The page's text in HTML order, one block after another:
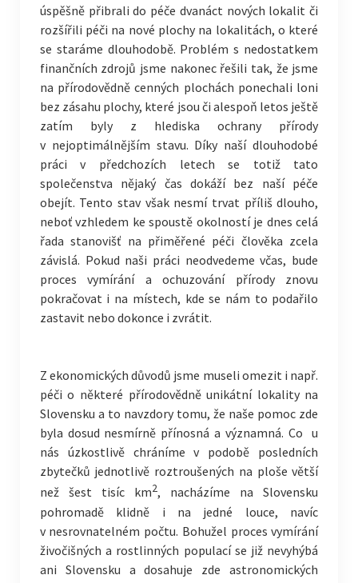
úspěšně přibrali do péče dvanáct nových lokalit či
rozšířili péči na nové plochy na lokalitách, o které
se staráme dlouhodobě. Problém s nedostatkem
finančních zdrojů jsme nakonec řešili tak, že jsme
na přírodovědně cenných plochách ponechali loni
bez zásahu plochy, které jsou či alespoň letos ještě
zatím byly z hlediska ochrany přírody
v nejoptimálnějším stavu. Díky naší dlouhodobé
práci v předchozích letech se totiž tato
společenstva nějaký čas dokáží bez naší péče
obejít. Tento stav však nesmí trvat příliš dlouho,
neboť vzhledem ke spoustě okolností je dnes celá
řada stanovišť na přiměřené péči člověka zcela
závislá. Pokud naši práci neodvedeme včas, bude
proces vymírání a ochuzování přírody znovu
pokračovat i na místech, kde se nám to podařilo
zastavit nebo dokonce i zvrátit.
Z ekonomických důvodů jsme museli omezit i např.
péči o některé přírodovědně unikátní lokality na
Slovensku a to navzdory tomu, že naše pomoc zde
byla dosud nesmírně přínosná a významná. Co u
nás úzkostlivě chráníme v podobě posledních
zbytečků jednotlivě roztroušených na ploše větší
než šest tisíc km2, nacházíme na Slovensku
pohromadě klidně i na jedné louce, navíc
v nesrovnatelném počtu. Bohužel proces vymírání
živočišných a rostlinných populací se již nevyhýbá
ani Slovensku a dosahuje zde astronomických